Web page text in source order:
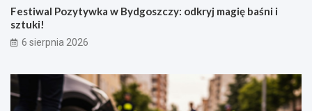
Festiwal Pozytywka w Bydgoszczy: odkryj magię baśni i
sztuki!
6 sierpnia 2026